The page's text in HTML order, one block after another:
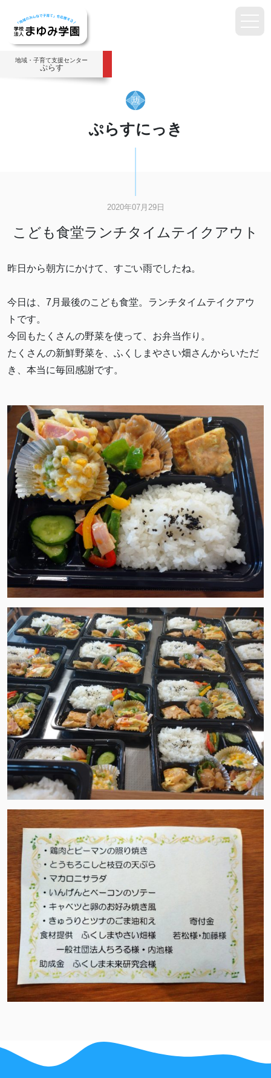
地域・子育て支援センター
ぷらす
ぷらすにっき
2020年07月29日
こども食堂ランチタイムテイクアウト
昨日から朝方にかけて、すごい雨でしたね。
今日は、7月最後のこども食堂。ランチタイムテイクアウ
トです。
今回もたくさんの野菜を使って、お弁当作り。
たくさんの新鮮野菜を、ふくしまやさい畑さんからいただ
き、本当に毎回感謝です。